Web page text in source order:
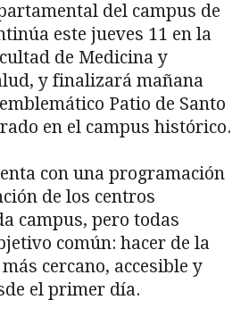
del campus de
este jueves 11 en la
de Medicina y
y finalizará mañana
Patio de Santo
en el campus histórico.
con una programación
de los centros
campus, pero todas
común: hacer de la
cercano, accesible y
el primer día.